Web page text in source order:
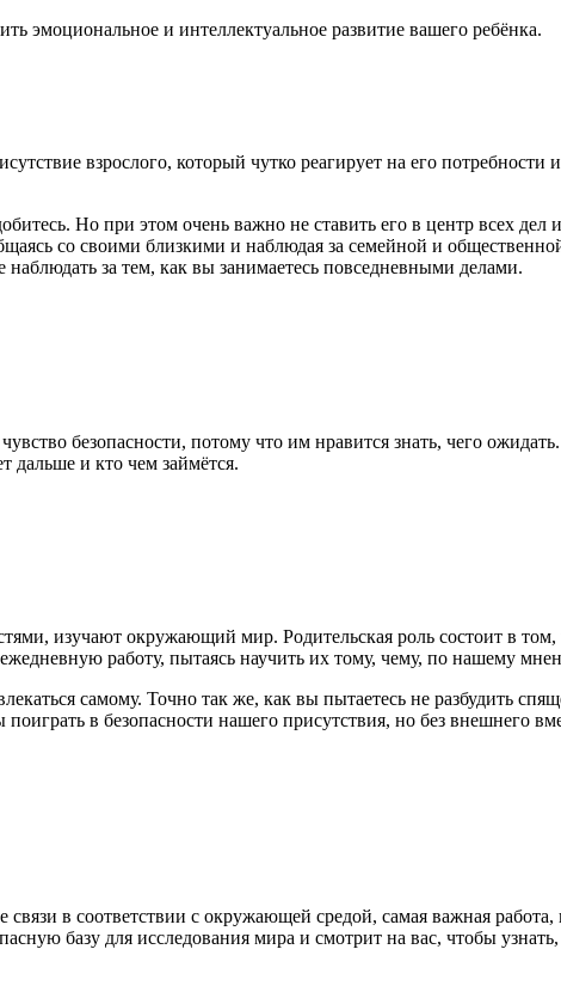
эмоциональное и интеллектуальное развитие вашего ребёнка.
взрослого, который чутко реагирует на его потребности
Но при этом очень важно не ставить его в центр всех дел
со своими близкими и наблюдая за семейной и
за тем, как вы занимаетесь повседневными делами.
безопасности, потому что им нравится знать, чего
дальше и кто чем займётся.
изучают окружающий мир. Родительская роль состоит в том,
работу, пытаясь научить их тому, чему, по нашему
самому. Точно так же, как вы пытаетесь не разбудить
в безопасности нашего присутствия, но без внешнего
в соответствии с окружающей средой, самая важная
базу для исследования мира и смотрит на вас, чтобы